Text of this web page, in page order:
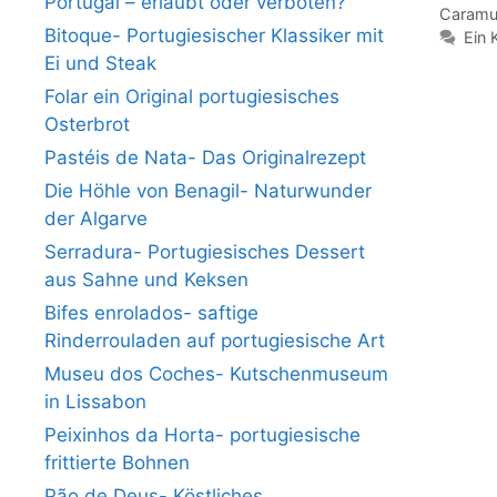
Ein
Bitoque- Portugiesischer Klassiker mit
Ei und Steak
Folar ein Original portugiesisches
Osterbrot
Pastéis de Nata- Das Originalrezept
Die Höhle von Benagil- Naturwunder
der Algarve
Serradura- Portugiesisches Dessert
aus Sahne und Keksen
Bifes enrolados- saftige
Rinderrouladen auf portugiesische Art
Museu dos Coches- Kutschenmuseum
in Lissabon
Peixinhos da Horta- portugiesische
frittierte Bohnen